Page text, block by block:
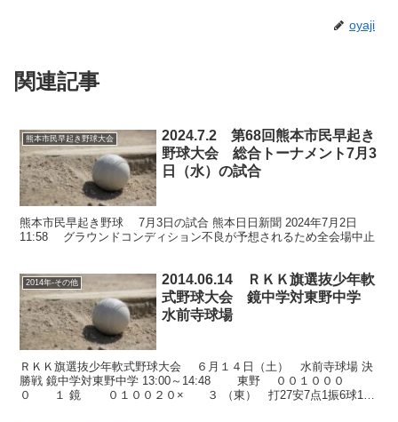
oyaji
関連記事
熊本市民早起き野球大会
2024.7.2 第68回熊本市民早起き
野球大会 総合トーナメント7月3
日（水）の試合
熊本市民早起き野球 7月3日の試合 熊本日日新聞 2024年7月2日
11:58 グラウンドコンディション不良が予想されるため全会場中止
2014年-その他
2014.06.14 ＲＫＫ旗選抜少年軟
式野球大会 鏡中学対東野中学
水前寺球場
ＲＫＫ旗選抜少年軟式野球大会 ６月１４日（土） 水前寺球場 決
勝戦 鏡中学対東野中学 13:00～14:48 東野 ００１０００
０ １ 鏡 ０１００２０× ３ （東） 打27安7点1振6球1犠